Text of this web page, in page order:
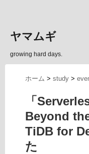
ヤマムギ
growing hard days.
ホーム > study >
「
Beyond
TiDB for
た